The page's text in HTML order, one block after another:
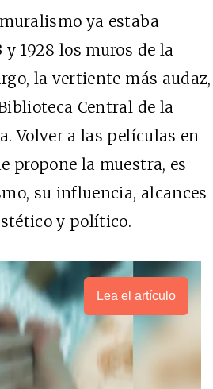
ya estaba
1928 los muros de la
la vertiente más audaz,
Central de la
Volver a las películas en
propone la muestra, es
su influencia, alcances
y político.
Lea el artículo